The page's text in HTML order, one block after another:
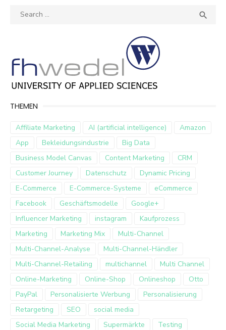
Search

THEMEN
Affiliate Marketing AI (artificial intelligence)
Amazon
App
Bekleidungsindustrie
Big Data
Business Model Canvas
Content Marketing
CRM
Customer Journey
Datenschutz
Dynamic Pricing
E-Commerce
E-Commerce-Systeme
eCommerce
Facebook
Geschäftsmodelle
Google+
Influencer Marketing
instagram
Kaufprozess
Marketing
Marketing Mix
Multi-Channel
Multi-Channel-Analyse
Multi-Channel-Händler
Multi-Channel-Retailing
multichannel
Multi Channel
Online-Marketing
Online-Shop Onlineshop
Otto
PayPal
Personalisierte Werbung
Personalisierung
Retargeting
SEO
social media
Social Media Marketing
Supermärkte
Testing